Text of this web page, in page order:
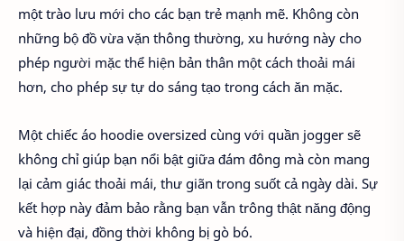
một trào lưu mới cho các bạn trẻ mạnh mẽ. Không còn
những bộ đồ vừa vặn thông thường, xu hướng này cho
phép người mặc thể hiện bản thân một cách thoải mái
hơn, cho phép sự tự do sáng tạo trong cách ăn mặc.
Một chiếc áo hoodie oversized cùng với quần jogger sẽ
không chỉ giúp bạn nổi bật giữa đám đông mà còn mang
lại cảm giác thoải mái, thư giãn trong suốt cả ngày dài. Sự
kết hợp này đảm bảo rằng bạn vẫn trông thật năng động
và hiện đại, đồng thời không bị gò bó.